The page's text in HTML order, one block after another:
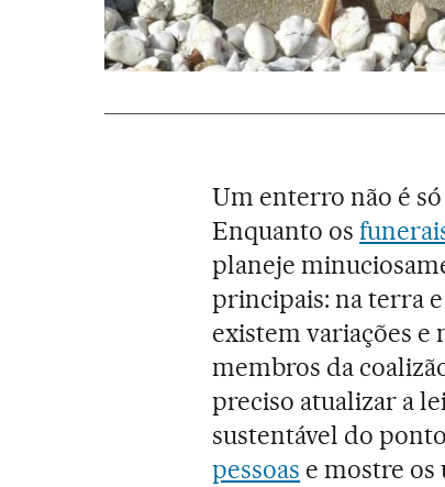
Um enterro não é
Enquanto os
planeje
principais: na terra e
existem variações e
membros da
preciso atualizar a
sustentável do
pessoas e mostre os